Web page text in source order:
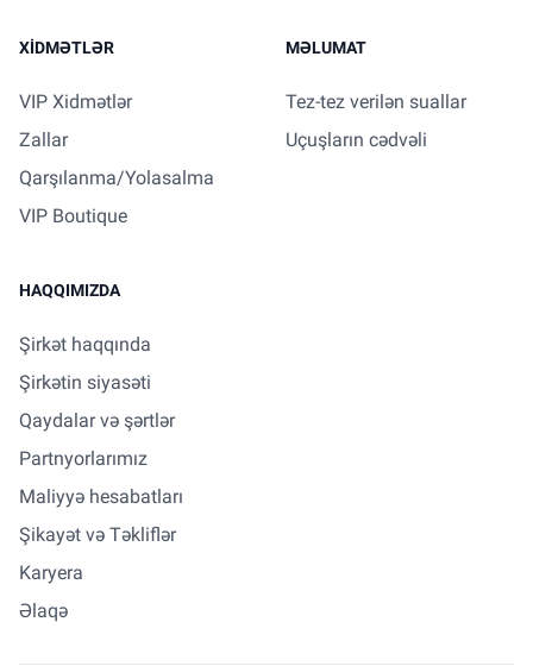
XIDMƏTLƏR
VIP Xidmətlər
Zallar
Qarşılanma/Yolasalma
VIP Boutique
MƏLUMAT
Tez-tez verilən suallar
Uçuşların cədvəli
HAQQIMIZDA
Şirkət haqqında
Şirkətin siyasəti
Qaydalar və şərtlər
Partnyorlarımız
Maliyyə hesabatları
Şikayət və Təkliflər
Karyera
Əlaqə